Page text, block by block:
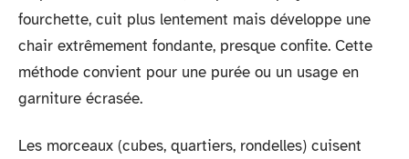
fourchette, cuit plus lentement mais développe une
chair extrêmement fondante, presque confite. Cette
méthode convient pour une purée ou un usage en
garniture écrasée.
Les morceaux (cubes, quartiers, rondelles) cuisent